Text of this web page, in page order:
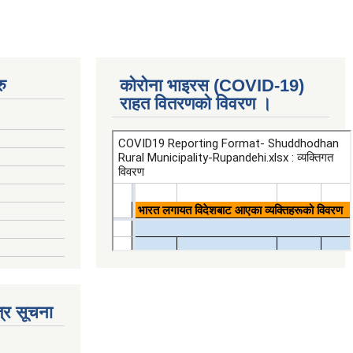
सूचना
कोरोना भाइरस (COVID-19)
राहत वितरणको विवरण ।